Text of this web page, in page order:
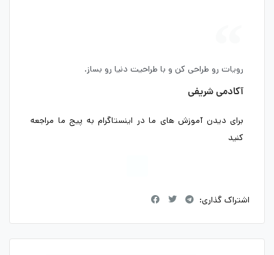
رویات رو طراحی کن و با طراحیت دنیا رو بساز.
آکادمی شریفی
برای دیدن آموزش های ما در اینستاگرام به پیج ما مراجعه
کنید
اشتراک گذاری: